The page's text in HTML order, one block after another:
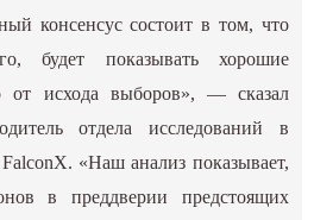
консенсус состоит в том, что
будет показывать хорошие
от исхода выборов», — сказал
отдела исследований в
«Наш анализ показывает,
в преддверии предстоящих